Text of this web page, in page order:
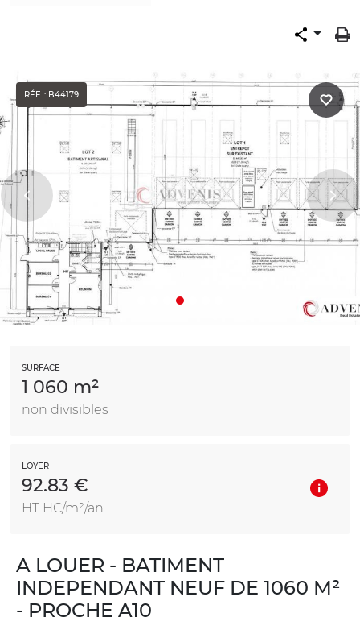
RÉF. : B44179
SURFACE
1 060 m²
non divisibles
LOYER
92.83 €
HT HC/m²/an
A LOUER - BATIMENT
INDEPENDANT NEUF DE 1060 M²
- PROCHE A10